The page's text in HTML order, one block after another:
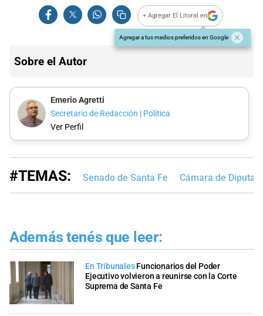
+ Agregar El Litoral en
Agregar a tus medios preferidos en Google
Sobre el Autor
Emerio Agretti
Secretario de Redacción | Política
Ver Perfil
#TEMAS: Senado de Santa Fe Cámara de
Además tenés que leer:
En Tribunales Funcionarios del Poder
Ejecutivo volvieron a reunirse con la Corte
Suprema de Santa Fe